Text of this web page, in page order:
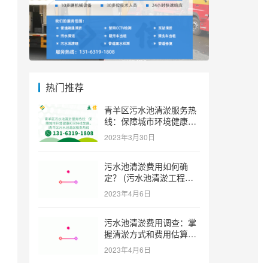
热门推荐
青羊区污水池清淤服务热
线：保障城市环境健康和
可持续发展。 (青羊区污
水池清淤服务热线)
2023年3月30日
污水池清淤费用如何确
定？ (污水池清淤工程价
格多少)
2023年4月6日
污水池清淤费用调查：掌
握清淤方式和费用估算技
巧 (污水池清淤多少钱一
方米)
2023年4月6日